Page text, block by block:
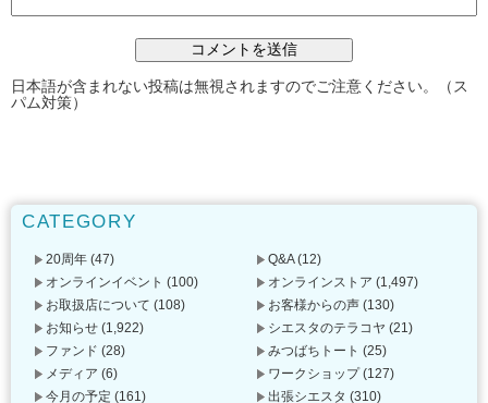
日本語が含まれない投稿は無視されますのでご注意ください。（ス
パム対策）
CATEGORY
20周年 (47) Q&A(12)
オンラインイベント (100) オンラインストア (1,497)
お取扱店について (108) お客様からの声 (130)
お知らせ (1,922) シエスタのテラコヤ (21)
ファンド (28) みつばちトート (25)
メディア (6) ワークショップ(127)
今月の予定 (161) 出張シエスタ (310)